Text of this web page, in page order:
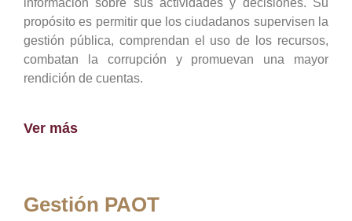
información sobre sus actividades y decisiones. Su
propósito es permitir que los ciudadanos supervisen la
gestión pública, comprendan el uso de los recursos,
combatan la corrupción y promuevan una mayor
rendición de cuentas.
Ver más
Gestión PAOT